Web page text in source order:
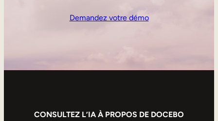
Demandez votre démo
CONSULTEZ L’IA À PROPOS DE DOCEBO